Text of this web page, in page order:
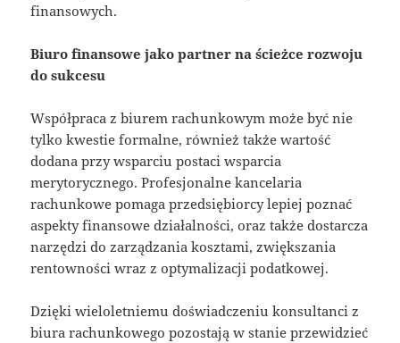
finansowych.
Biuro finansowe jako partner na ścieżce rozwoju
do sukcesu
Współpraca z biurem rachunkowym może być nie
tylko kwestie formalne, również także wartość
dodana przy wsparciu postaci wsparcia
merytorycznego. Profesjonalne kancelaria
rachunkowe pomaga przedsiębiorcy lepiej poznać
aspekty finansowe działalności, oraz także dostarcza
narzędzi do zarządzania kosztami, zwiększania
rentowności wraz z optymalizacji podatkowej.
Dzięki wieloletniemu doświadczeniu konsultanci z
biura rachunkowego pozostają w stanie przewidzieć